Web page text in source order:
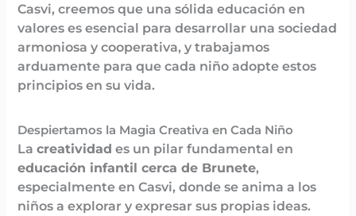
Casvi, creemos que una sólida educación en
valores es esencial para desarrollar una sociedad
armoniosa y cooperativa, y trabajamos
arduamente para que cada niño adopte estos
principios en su vida.
Despiertamos la Magia Creativa en Cada Niño
Lacreatividad es un pilar fundamental en
educación infantil cerca de Brunete,
especialmente en Casvi, donde se anima a los
niños a explorar y expresar sus propias ideas.